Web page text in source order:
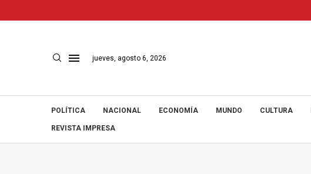
jueves, agosto 6, 2026
POLÍTICA NACIONAL ECONOMÍA MUNDO CULTURA
REVISTA IMPRESA